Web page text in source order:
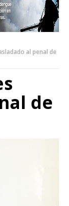
al penal de
de